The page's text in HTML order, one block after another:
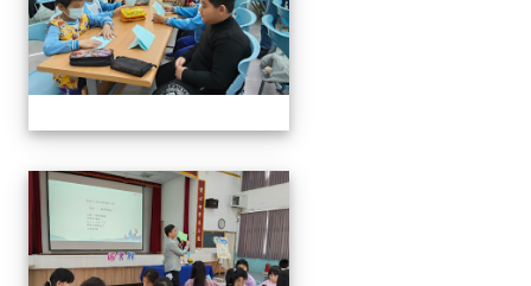
114年閱讀講座-與山的對話